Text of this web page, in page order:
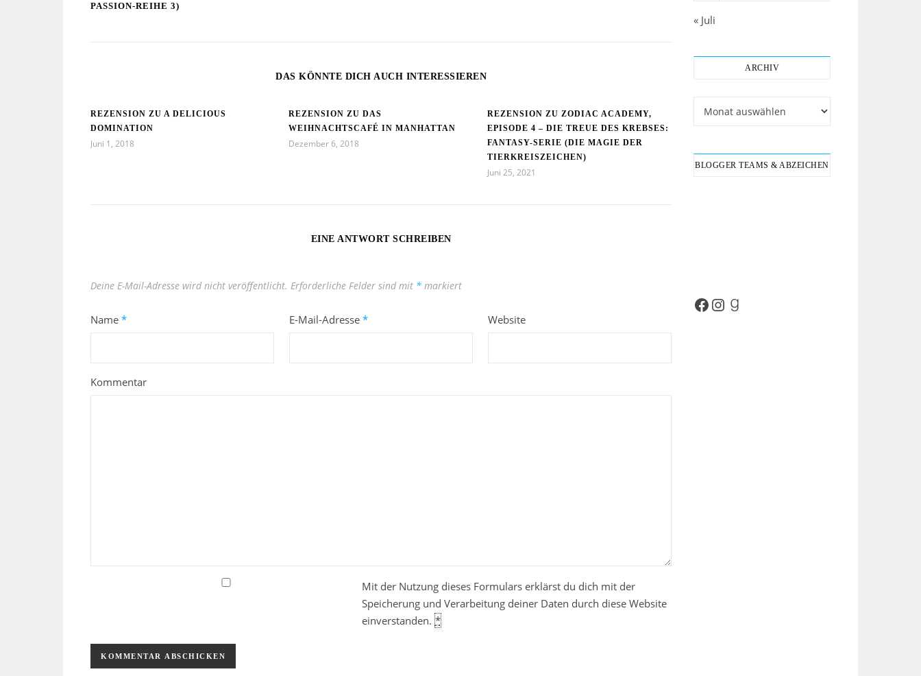
PASSION-REIHE 3)
DAS KÖNNTE DICH AUCH INTERESSIEREN
REZENSION ZU A DELICIOUS
DOMINATION
Juni 1, 2018
REZENSION ZU DAS
WEIHNACHTSCAFÉ IN MANHATTAN
Dezember 6, 2018
REZENSION ZU ZODIAC ACADEMY,
EPISODE 4 – DIE TREUE DES KREBSES:
FANTASY-SERIE (DIE MAGIE DER
TIERKREISZEICHEN)
Juni 25, 2021
EINE ANTWORT SCHREIBEN
Deine E-Mail-Adresse wird nicht veröffentlicht. Erforderliche Felder sind mit * markiert
Name * E-Mail-Adresse * Website
Kommentar
Mit der Nutzung dieses Formulars erklärst du dich mit der
Speicherung und Verarbeitung deiner Daten durch diese Website
einverstanden. *
« Juli
ARCHIV
BLOGGER TEAMS & ABZEICHEN
Facebook
Instagram
Goodreads